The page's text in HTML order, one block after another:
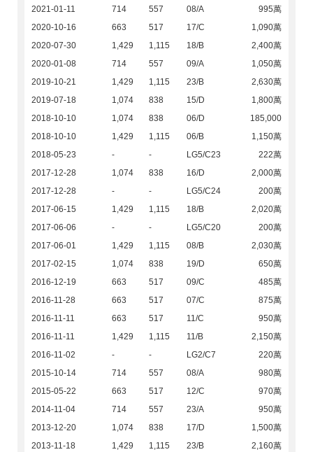
2021-01-11
714 557 08/A
995萬
2020-10-16
663 517 17/C
1,090萬
2020-07-30
1,429 1,115 18/B
2,400萬
2020-01-08
714 557 09/A
1,050萬
2019-10-21
1,429 1,115 23/B
2,630萬
2019-07-18
1,074 838 15/D
1,800萬
2018-10-10
1,074 838 06/D
185,000
2018-10-10
1,429 1,115 06/B
1,150萬
2018-05-23
- - LG5/C23
222萬
2017-12-28
1,074 838 16/D
2,000萬
2017-12-28
- - LG5/C24
200萬
2017-06-15
1,429 1,115 18/B
2,020萬
2017-06-06
- - LG5/C20
200萬
2017-06-01
1,429 1,115 08/B
2,030萬
2017-02-15
1,074 838 19/D
650萬
2016-12-19
663 517 09/C
485萬
2016-11-28
663 517 07/C
875萬
2016-11-11
663 517 11/C
950萬
2016-11-11
1,429 1,115 11/B
2,150萬
2016-11-02
- - LG2/C7
220萬
2015-10-14
714 557 08/A
980萬
2015-05-22
663 517 12/C
970萬
2014-11-04
714 557 23/A
950萬
2013-12-20
1,074 838 17/D
1,500萬
2013-11-18
1,429 1,115 23/B
2,160萬